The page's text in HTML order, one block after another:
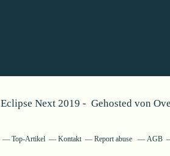
Eclipse Next 2019 - Gehosted von
Top-Artikel Kontakt Report abuse AGB